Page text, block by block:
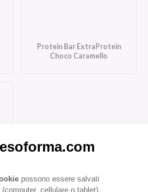
Protein Bar ExtraProtein
Choco Caramello